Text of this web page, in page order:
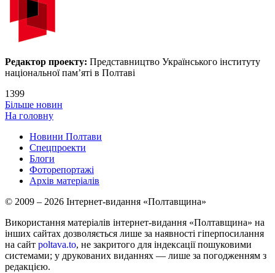
Редактор проекту: Представництво Українського інституту
національної пам’яті в Полтаві
1399
Більше новин
На головну
Новини Полтави
Спецпроекти
Блоги
Фоторепортажі
Архів матеріалів
© 2009 – 2026 Інтернет-видання «Полтавщина»
Використання матеріалів інтернет-видання «Полтавщина» на
інших сайтах дозволяється лише за наявності гіперпосилання
на сайт poltava.to, не закритого для індексації пошуковими
системами; у друкованих виданнях — лише за погодженням з
редакцією.